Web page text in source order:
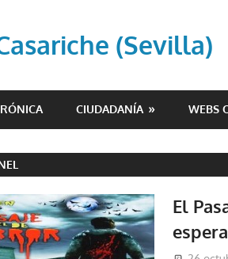
(Sevilla)
CIUDADANÍA WEBS
El